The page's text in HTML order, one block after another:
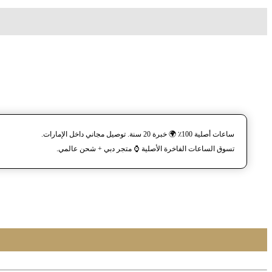
ساعات أصلية 100٪ 🌍 خبرة 20 سنة. توصيل مجاني داخل الإمارات.
تسوق الساعات الفاخرة الأصلية ⌚️ متجر دبي + شحن عالمي.